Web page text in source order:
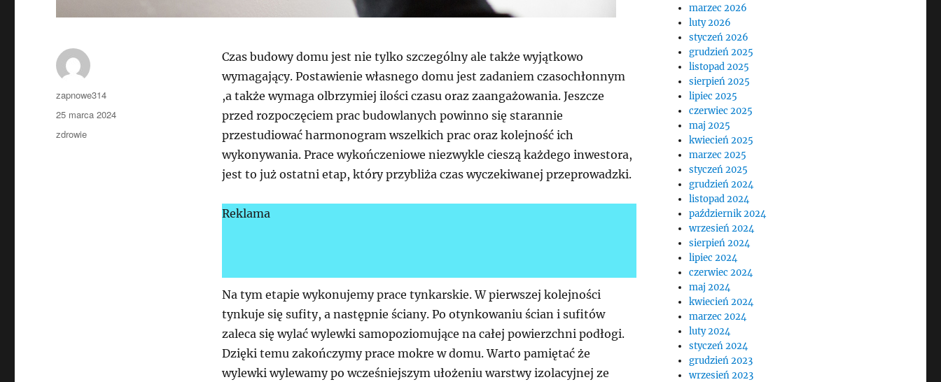
Czas budowy domu jest nie tylko szczególny ale także wyjątkowo
wymagający. Postawienie własnego domu jest zadaniem czasochłonnym
,a także wymaga olbrzymiej ilości czasu oraz zaangażowania. Jeszcze
przed rozpoczęciem prac budowlanych powinno się starannie
przestudiować harmonogram wszelkich prac oraz kolejność ich
wykonywania. Prace wykończeniowe niezwykle cieszą każdego inwestora,
jest to już ostatni etap, który przybliża czas wyczekiwanej przeprowadzki.
Reklama
Na tym etapie wykonujemy prace tynkarskie. W pierwszej kolejności
tynkuje się sufity, a następnie ściany. Po otynkowaniu ścian i sufitów
zaleca się wylać wylewki samopoziomujące na całej powierzchni podłogi.
Dzięki temu zakończymy prace mokre w domu. Warto pamiętać że
wylewki wylewamy po wcześniejszym ułożeniu warstwy izolacyjnej ze
Autor
zapnowe314
Data
publikacji
25 marca 2024
Kategorie
zdrowie
marzec 2026
luty 2026
styczeń 2026
grudzień 2025
listopad 2025
sierpień 2025
lipiec 2025
czerwiec 2025
maj 2025
kwiecień 2025
marzec 2025
styczeń 2025
grudzień 2024
listopad 2024
październik 2024
wrzesień 2024
sierpień 2024
lipiec 2024
czerwiec 2024
maj 2024
kwiecień 2024
marzec 2024
luty 2024
styczeń 2024
grudzień 2023
wrzesień 2023